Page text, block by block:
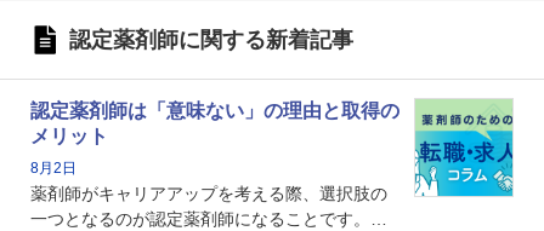
認定薬剤師に関する新着記事
認定薬剤師は「意味ない」の理由と取得の
メリット
8月2日
薬剤師がキャリアアップを考える際、選択肢の
一つとなるのが認定薬剤師になることです。し